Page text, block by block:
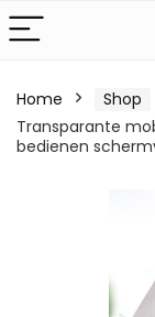
Home Shop
Transparante
bedienen